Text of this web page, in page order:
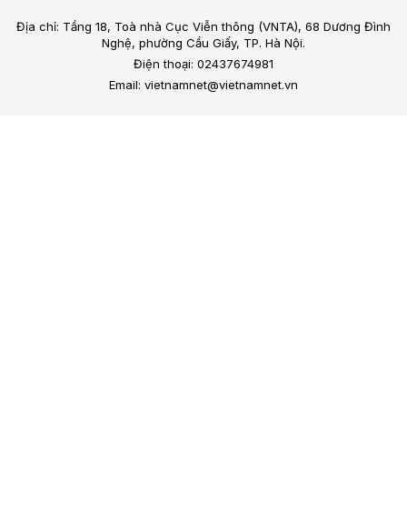
Địa chỉ: Tầng 18, Toà nhà Cục Viễn thông (VNTA), 68 Dương Đình
Nghệ, phường Cầu Giấy, TP. Hà Nội.
Điện thoại: 02437674981
Email: vietnamnet@vietnamnet.vn